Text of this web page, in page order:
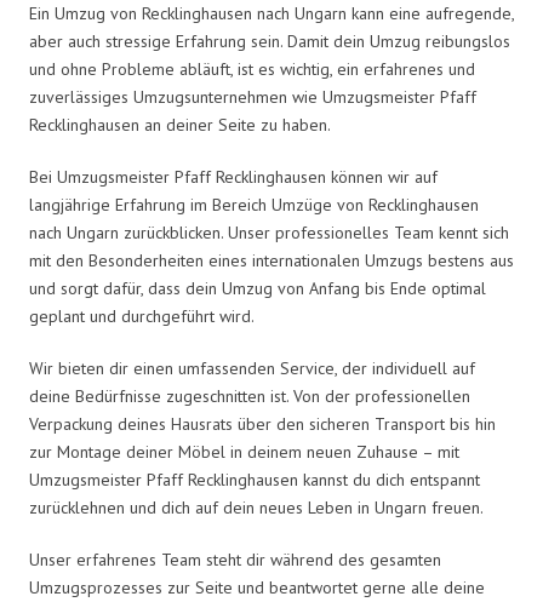
Ein Umzug von Recklinghausen nach Ungarn kann eine aufregende,
aber auch stressige Erfahrung sein. Damit dein Umzug reibungslos
und ohne Probleme abläuft, ist es wichtig, ein erfahrenes und
zuverlässiges Umzugsunternehmen wie Umzugsmeister Pfaff
Recklinghausen an deiner Seite zu haben.
Bei Umzugsmeister Pfaff Recklinghausen können wir auf
langjährige Erfahrung im Bereich Umzüge von Recklinghausen
nach Ungarn zurückblicken. Unser professionelles Team kennt sich
mit den Besonderheiten eines internationalen Umzugs bestens aus
und sorgt dafür, dass dein Umzug von Anfang bis Ende optimal
geplant und durchgeführt wird.
Wir bieten dir einen umfassenden Service, der individuell auf
deine Bedürfnisse zugeschnitten ist. Von der professionellen
Verpackung deines Hausrats über den sicheren Transport bis hin
zur Montage deiner Möbel in deinem neuen Zuhause – mit
Umzugsmeister Pfaff Recklinghausen kannst du dich entspannt
zurücklehnen und dich auf dein neues Leben in Ungarn freuen.
Unser erfahrenes Team steht dir während des gesamten
Umzugsprozesses zur Seite und beantwortet gerne alle deine